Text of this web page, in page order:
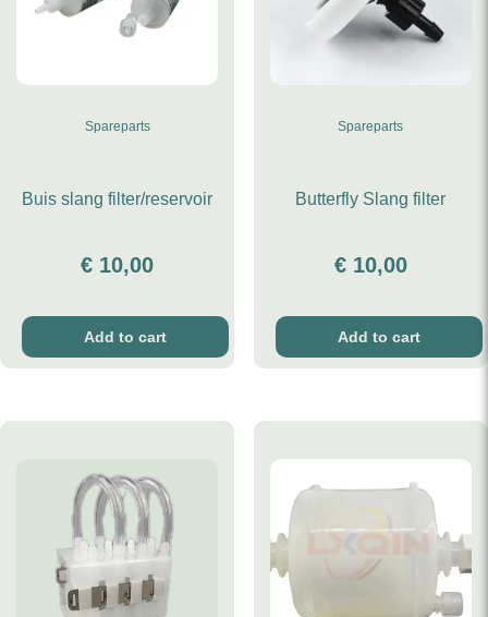
Spareparts
Buis slang filter/reservoir
€ 10,00
Add to cart
Spareparts
Butterfly Slang filter
€10,00
Add to cart